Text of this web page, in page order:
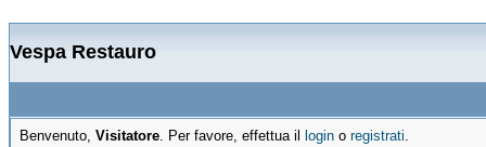
Vespa Restauro
Benvenuto, Visitatore. Per favore, effettua il login o registrati.